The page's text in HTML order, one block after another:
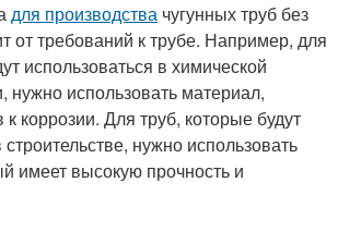
для производства чугунных труб без
от требований к трубе. Например, для
использоваться в химической
использовать материал,
к коррозии. Для труб, которые будут
нужно использовать
имеет высокую прочность и